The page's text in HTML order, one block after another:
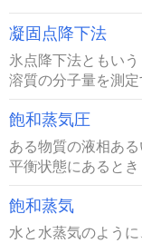
凝固点降下法
氷点降下法ともい
溶質の分子量を測
飽和蒸気圧
ある物質の液相あ
平衡状態にあると
飽和蒸気
水と水蒸気のよう